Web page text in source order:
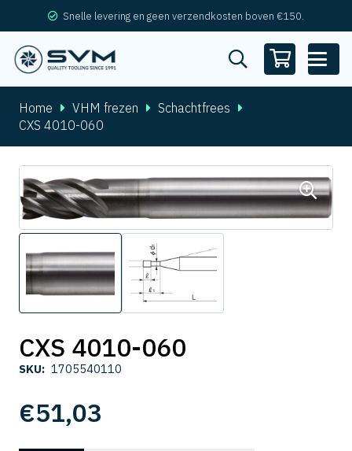
Snelle levering en geen verzendkosten boven €150.
Home VHM frezen
Schachtfrees
CXS 4010-060
CXS 4010-060
SKU: 1705540110
€51,03